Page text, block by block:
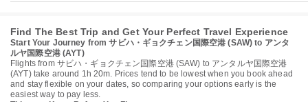
Find The Best Trip and Get Your Perfect Travel Experience
Start Your Journey from サビハ・ギョクチェン国際空港 (SAW) to アンタ
ルヤ国際空港 (AYT)
Flights from サビハ・ギョクチェン国際空港 (SAW) to アンタルヤ国際空港
(AYT) take around 1h 20m. Prices tend to be lowest when you book ahead
and stay flexible on your dates, so comparing your options early is the
easiest way to pay less.